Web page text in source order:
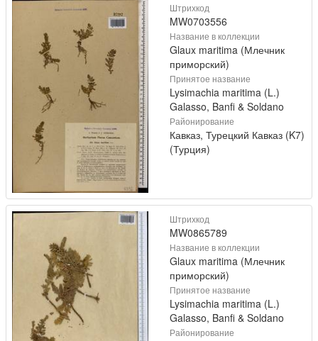
Штрихкод
MW0703556
Название в коллекции
Glaux maritima (Млечник
приморский)
Принятое название
Lysimachia maritima (L.)
Galasso, Banfi & Soldano
Районирование
Кавказ, Турецкий Кавказ (K7)
(Турция)
Штрихкод
MW0865789
Название в коллекции
Glaux maritima (Млечник
приморский)
Принятое название
Lysimachia maritima (L.)
Galasso, Banfi & Soldano
Районирование